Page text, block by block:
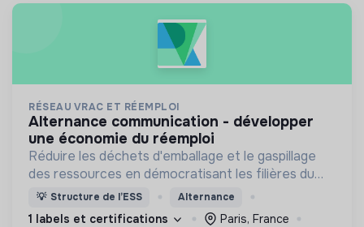
RÉSEAU VRAC ET RÉEMPLOI
alternance communication - développer
une économie du réemploi
Réduire les déchets d'emballage et le gaspillage
des ressources en démocratisant les filières du
vrac et du réemploi, et en accompagnant les
professionnels à développer leur activité.
💡 Structure de l’ESS Alternance
1 labels et certifications
Paris, France